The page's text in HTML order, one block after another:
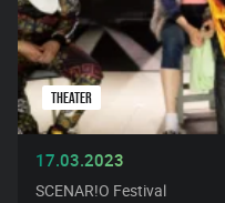
THEATER
17.03.2023
SCENAR!O Festival